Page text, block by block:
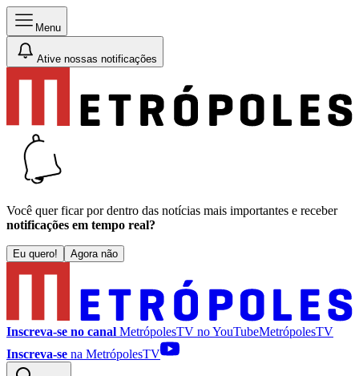
Menu
Ative nossas notificações
Você quer ficar por dentro das notícias mais importantes e receber
notificações em tempo real?
Eu quero! Agora não
Inscreva-se no canal MetrópolesTV noYouTubeMetrópolesTV
Inscreva-se na MetrópolesTV